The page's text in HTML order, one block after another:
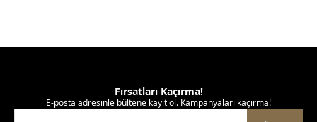
Fırsatları Kaçırma!
E-posta adresinle bültene kayıt ol. Kampanyaları kaçırma!